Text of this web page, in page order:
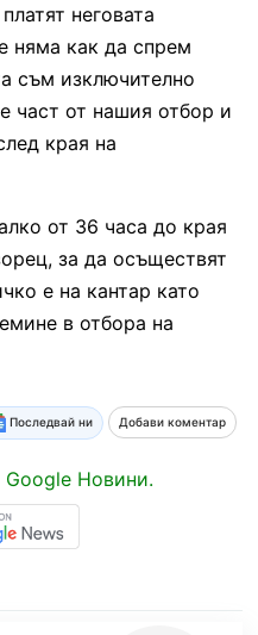
неговата
няма как да спрем
съм изключително
част от нашия отбор и
края на
от 36 часа до края
за да осъществят
е на кантар като
в отбора на
Последвай ни Добави коментар
Google Новини.